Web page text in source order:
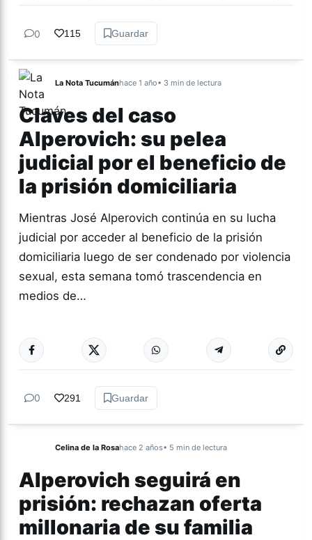
0 115 Guardar
La Nota Tucumánhace 1 año• 3 min de lectura
Claves del caso
Alperovich: su pelea
judicial por el beneficio de
la prisión domiciliaria
Mientras José Alperovich continúa en su lucha
judicial por acceder al beneficio de la prisión
domiciliaria luego de ser condenado por violencia
sexual, esta semana tomó trascendencia en
medios de…
TUCUMÁN Más
0 291 Guardar
Celina de la Rosahace 2 años• 5 min de lectura
Alperovich seguirá en
prisión: rechazan oferta
millonaria de su familia